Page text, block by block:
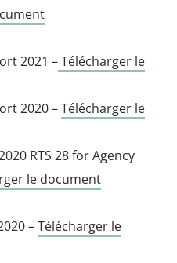
2021 –Télécharger le
2020 –Télécharger le
RTS 28 for Agency
le document
–Télécharger le